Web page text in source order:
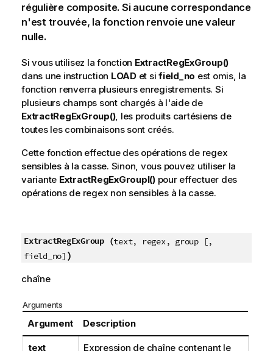
régulière composite. Si aucune correspondance
n'est trouvée, la fonction renvoie une valeur
nulle.
Si vous utilisez la fonction ExtractRegExGroup()
dans une instruction LOADet si field_no est omis, la
fonction renverra plusieurs enregistrements. Si
plusieurs champs sont chargés à l'aide de
ExtractRegExGroup(), les produits cartésiens de
toutes les combinaisons sont créés.
Cette fonction effectue des opérations de regex
sensibles à la casse. Sinon, vous pouvez utiliser la
variante ExtractRegExGroupI()pour effectuer des
opérations de regex non sensibles à la casse.
ExtractRegExGroup (text, regex, group [,
field_no] )
chaîne
Arguments
Argument Description
text
Expression de chaîne contenant le